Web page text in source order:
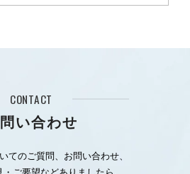
CONTACT
い合わせ
てのご質問、お問い合わせ、